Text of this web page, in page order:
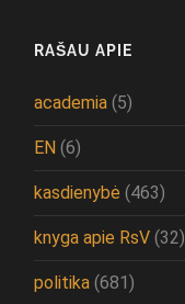
RAŠAU APIE
academia (5)
EN (6)
kasdienybė (463)
knyga apie RsV (32)
politika (681)